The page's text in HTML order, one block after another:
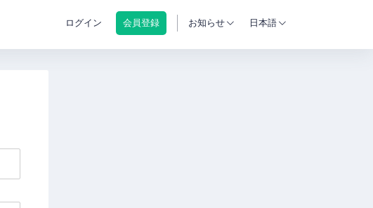
ログイン 会員登録 お知らせ 日本語